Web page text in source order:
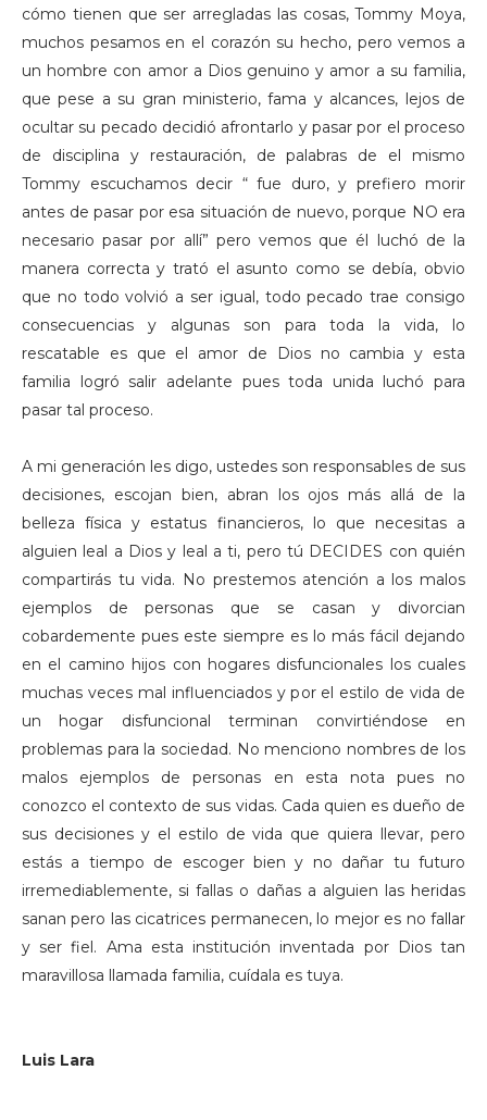
cómo tienen que ser arregladas las cosas, Tommy Moya,
muchos pesamos en el corazón su hecho, pero vemos a
un hombre con amor a Dios genuino y amor a su familia,
que pese a su gran ministerio, fama y alcances, lejos de
ocultar su pecado decidió afrontarlo y pasar por el proceso
de disciplina y restauración, de palabras de el mismo
Tommy escuchamos decir “ fue duro, y prefiero morir
antes de pasar por esa situación de nuevo, porque NO era
necesario pasar por allí” pero vemos que él luchó de la
manera correcta y trató el asunto como se debía, obvio
que no todo volvió a ser igual, todo pecado trae consigo
consecuencias y algunas son para toda la vida, lo
rescatable es que el amor de Dios no cambia y esta
familia logró salir adelante pues toda unida luchó para
pasar tal proceso.
A mi generación les digo, ustedes son responsables de sus
decisiones, escojan bien, abran los ojos más allá de la
belleza física y estatus financieros, lo que necesitas a
alguien leal a Dios y leal a ti, pero tú DECIDES con quién
compartirás tu vida. No prestemos atención a los malos
ejemplos de personas que se casan y divorcian
cobardemente pues este siempre es lo más fácil dejando
en el camino hijos con hogares disfuncionales los cuales
muchas veces mal influenciados y por el estilo de vida de
un hogar disfuncional terminan convirtiéndose en
problemas para la sociedad. No menciono nombres de los
malos ejemplos de personas en esta nota pues no
conozco el contexto de sus vidas. Cada quien es dueño de
sus decisiones y el estilo de vida que quiera llevar, pero
estás a tiempo de escoger bien y no dañar tu futuro
irremediablemente, si fallas o dañas a alguien las heridas
sanan pero las cicatrices permanecen, lo mejor es no fallar
y ser fiel. Ama esta institución inventada por Dios tan
maravillosa llamada familia, cuídala es tuya.
Luis Lara